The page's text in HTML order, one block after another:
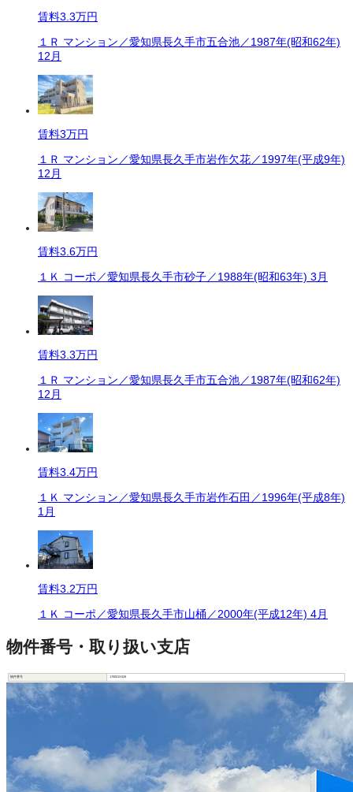
賃料3.3万円
１Ｒ マンション／愛知県長久手市五合池／1987年(昭和62年)
12月
賃料3万円
１Ｒ マンション／愛知県長久手市岩作欠花／1997年(平成9年)
12月
賃料3.6万円
１Ｋ コーポ／愛知県長久手市砂子／1988年(昭和63年) 3月
賃料3.3万円
１Ｒ マンション／愛知県長久手市五合池／1987年(昭和62年)
12月
賃料3.4万円
１Ｋ マンション／愛知県長久手市岩作石田／1996年(平成8年)
1月
賃料3.2万円
１Ｋ コーポ／愛知県長久手市山桶／2000年(平成12年) 4月
物件番号・取り扱い支店
物件番号 1700013-028